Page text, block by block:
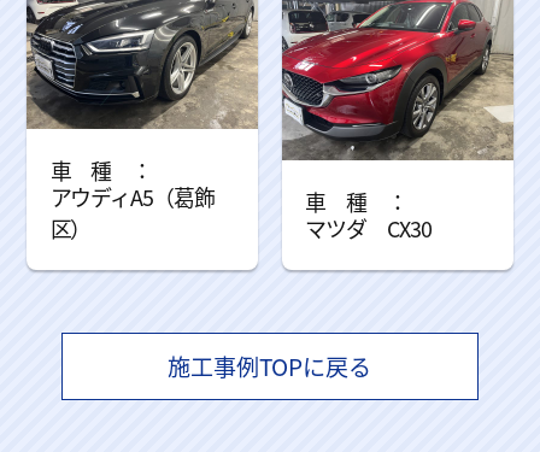
アウディA5（葛飾
区）
マツダ CX30
施工事例TOPに戻る